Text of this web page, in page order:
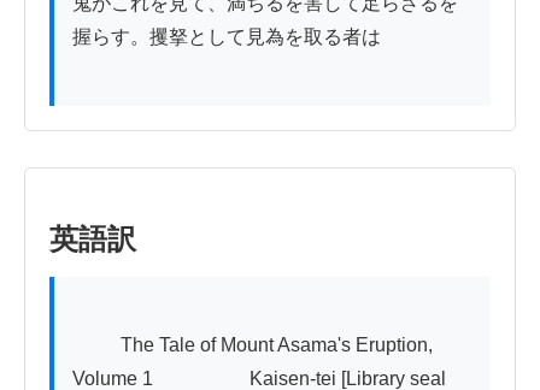
握らす。攫拏として見為を取る者は
英語訳
Volume 1　　　　　Kaisen-tei [Library seal